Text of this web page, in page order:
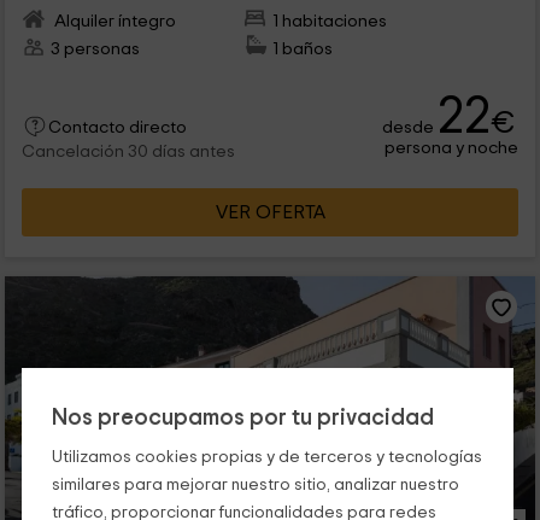
Nos preocupamos por tu privacidad
Utilizamos cookies propias y de terceros y tecnologías
similares para mejorar nuestro sitio, analizar nuestro
tráfico, proporcionar funcionalidades para redes
Alquiler íntegro
1 habitaciones
3 personas
1 baños
Contacto directo
Cancelación 30 días antes
desde 22€
persona y noche
VER OFERTA